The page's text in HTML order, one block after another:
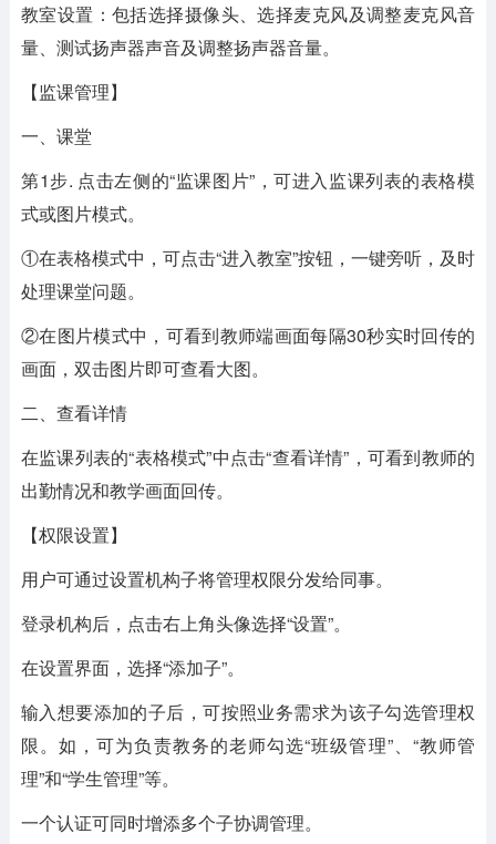
教室设置：包括选择摄像头、选择麦克风及调整麦克风音
量、测试扬声器声音及调整扬声器音量。
【监课管理】
一、课堂
第1步. 点击左侧的“监课图片”，可进入监课列表的表格模
式或图片模式。
①在表格模式中，可点击“进入教室”按钮，一键旁听，及时
处理课堂问题。
②在图片模式中，可看到教师端画面每隔30秒实时回传的
画面，双击图片即可查看大图。
二、查看详情
在监课列表的“表格模式”中点击“查看详情”，可看到教师的
出勤情况和教学画面回传。
【权限设置】
用户可通过设置机构子将管理权限分发给同事。
登录机构后，点击右上角头像选择“设置”。
在设置界面，选择“添加子”。
输入想要添加的子后，可按照业务需求为该子勾选管理权
限。如，可为负责教务的老师勾选“班级管理”、“教师管
理”和“学生管理”等。
一个认证可同时增添多个子协调管理。